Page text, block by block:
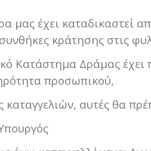
μας έχει καταδικαστεί
κράτησης στις
Κατάστημα Δράμας έχει
προσωπικού,
καταγγελιών, αυτές θα